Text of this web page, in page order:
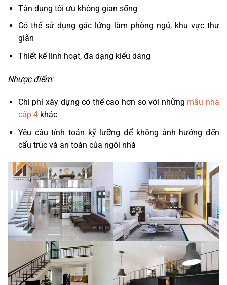
Tận dụng tối ưu không gian sống
Có thể sử dụng gác lửng làm phòng ngủ, khu vực thư
giãn
Thiết kế linh hoạt, đa dạng kiểu dáng
Nhược điểm:
Chi phí xây dựng có thể cao hơn so với những mẫu nhà
cấp 4khác
Yêu cầu tính toán kỹ lưỡng để không ảnh hưởng đến
cấu trúc và an toàn của ngôi nhà